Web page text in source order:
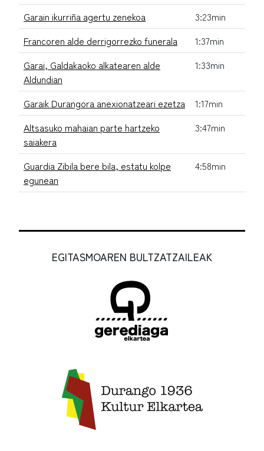
Garain ikurriña agertu zenekoa
3:23min
Francoren alde derrigorrezko funerala
1:37min
Garai, Galdakaoko alkatearen alde
Aldundian
1:33min
Garaik Durangora anexionatzeari ezetza
1:17min
Altsasuko mahaian parte hartzeko
saiakera
3:47min
Guardia Zibila bere bila, estatu kolpe
egunean
4:58min
EGITASMOAREN BULTZATZAILEAK